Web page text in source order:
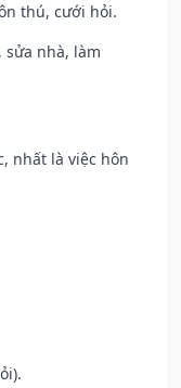
thú, cưới hỏi.
sửa nhà, làm
nhất là việc hôn